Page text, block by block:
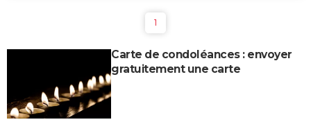
1
Carte de condoléances : envoyer
gratuitement une carte